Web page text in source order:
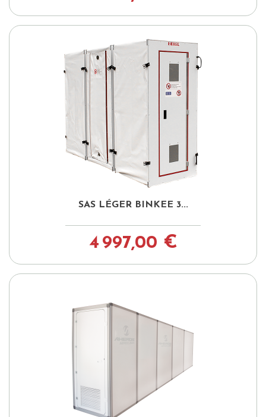
SAS LÉGER BINKEE 3...
4 997,00 €